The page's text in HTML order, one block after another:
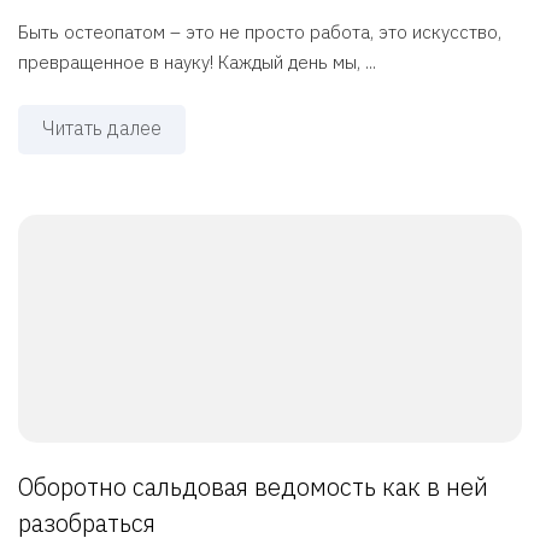
Быть остеопатом – это не просто работа, это искусство,
превращенное в науку! Каждый день мы, ...
Читать далее
Оборотно сальдовая ведомость как в ней
разобраться